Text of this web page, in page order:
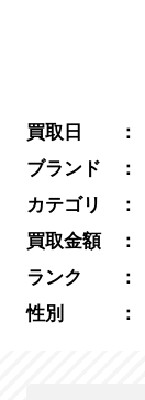
買取日
ブランド
カテゴリ
買取金額
ランク
性別